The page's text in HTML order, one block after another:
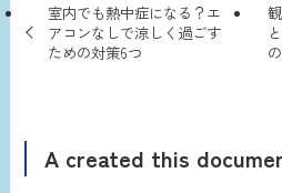
室内でも熱中症になる？エ
アコンなしで涼しく過ごす
ための対策6つ
A created this